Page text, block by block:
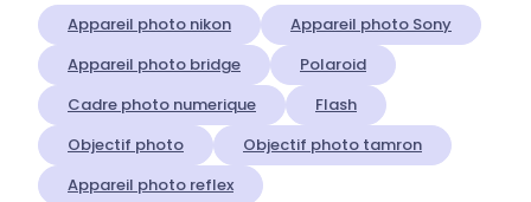
Appareil photo nikon
Appareil photo Sony
Appareil photo bridge
Polaroid
Cadre photo numerique
Flash
Objectif photo
Objectif photo tamron
Appareil photo reflex